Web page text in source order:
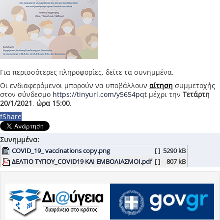
Για περισσότερες πληροφορίες, δείτε τα συνημμένα.
Οι ενδιαφερόμενοι μπορούν να υποβάλλουν αίτηση συμμετοχής
στον σύνδεσμο https://tinyurl.com/y5654pqt μέχρι την Τετάρτη
20/1/2021, ώρα 15:00.
fShare
Συνημμένα:
COVID_19_ vaccinations copy.png [ ] 5290 kB
ΔΕΛΤΙΟ ΤΥΠΟΥ_COVID19 ΚΑΙ ΕΜΒΟΛΙΑΣΜΟΙ.pdf [ ] 807 kB